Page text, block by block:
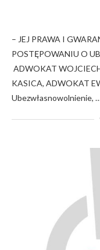
– JEJ PRAWA I
POSTĘPOWANIU O
ADWOKAT
KASICA, ADWOKAT
Ubezwłasnowolnienie,